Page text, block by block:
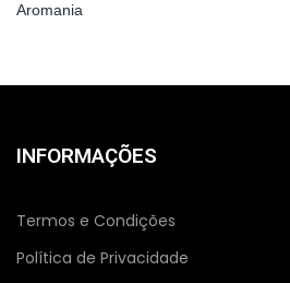
Aromania
INFORMAÇÕES
Termos e Condições
Política de Privacidade